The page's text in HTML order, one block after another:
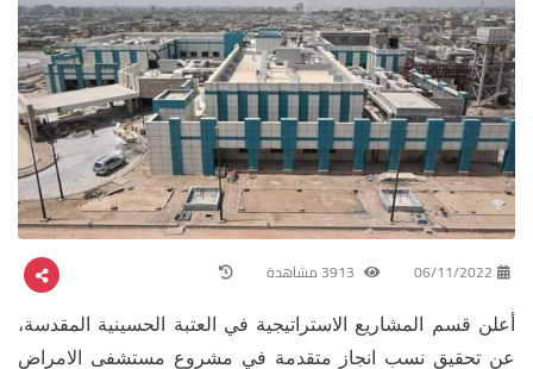
06/11/2022
أعلن قسم المشاريع الاستراتيجية في العتبة الحسينية المقدسة،
عن تحقيق نسب انجاز متقدمة في مشروع مستشفى الامراض